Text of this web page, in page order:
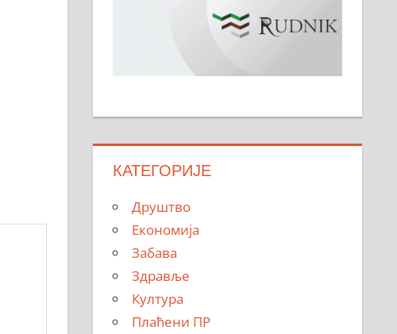
КАТЕГОРИЈЕ
Друштво
Економија
Забава
Здравље
Култура
Плаћени ПР